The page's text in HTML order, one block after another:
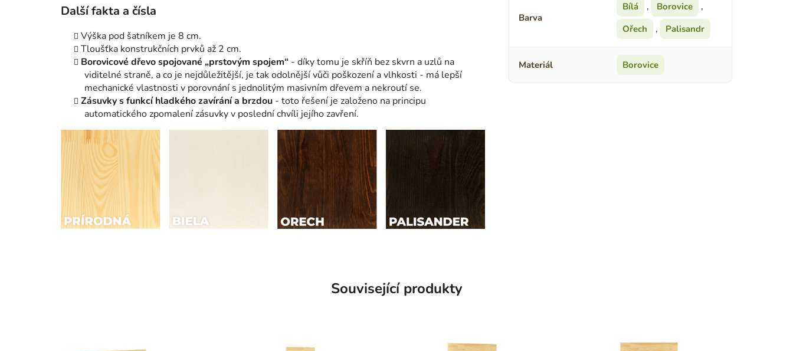
Další fakta a čísla
Výška pod šatníkem je 8 cm.
Tloušťka konstrukčních prvků až 2 cm.
Borovicové dřevo spojované „prstovým spojem“ - díky tomu je skříň bez skvrn a uzlů na
viditelné straně, a co je nejdůležitější, je tak odolnější vůči poškození a vlhkosti - má lepší
mechanické vlastnosti v porovnání s jednolitým masivním dřevem a nekroutí se.
Zásuvky s funkcí hladkého zavírání a brzdou - toto řešení je založeno na principu
automatického zpomalení zásuvky v poslední chvíli jejího zavření.
Barva
Bílá , Borovice
,
Ořech
, Palisandr
Materiál Borovice
Související produkty